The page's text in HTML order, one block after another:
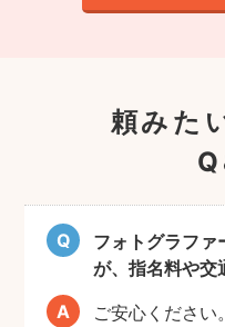
頼みた
フォトグラファ
が、指名料や交
ご安心くださ